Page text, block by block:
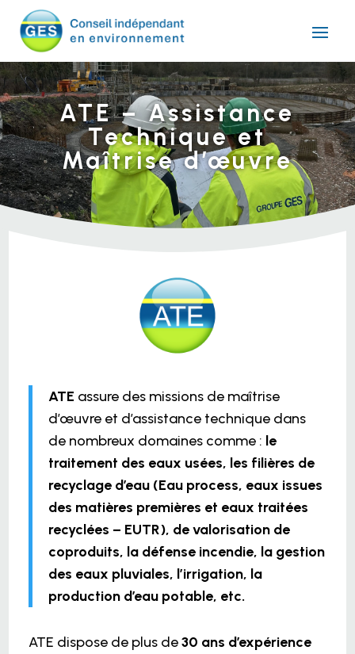
ATE – Assistance
Technique et
Maîtrise d’œuvre
ATE assure des missions de maîtrise
d’œuvre et d’assistance technique dans
de nombreux domaines comme : le
traitement des eaux usées, les filières de
recyclage d’eau (Eau process, eaux issues
des matières premières et eaux traitées
recyclées – EUTR), de valorisation de
coproduits, la défense incendie, la gestion
des eaux pluviales, l’irrigation, la
production d’eau potable, etc.
ATE dispose de plus de30 ans d’expérience